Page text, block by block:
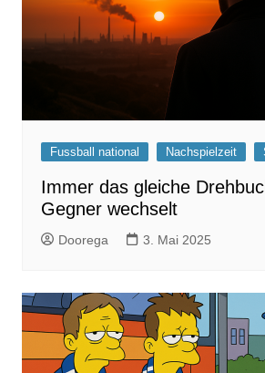
Fussball national Nachspielzeit
Immer das gleiche
Gegner wechselt
Doorega 3. Mai 2025